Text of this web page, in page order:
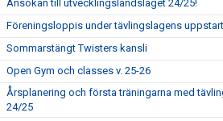
Ansökan till utvecklingslandslaget 24/25!
Föreningsloppis under tävlingslagens
Sommarstängt Twisters kansli
Open Gym och classes v. 25-26
Årsplanering och första träningarna med
24/25